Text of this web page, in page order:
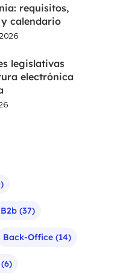
requisitos,
calendario
legislativas
electrónica
B2b (37)
Back-Office (14)
(6)